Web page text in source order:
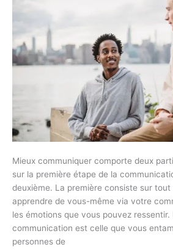
Mieux communiquer comporte deux
sur la première étape de la
deuxième. La première consiste sur
apprendre de vous-même via votre
les émotions que vous pouvez ressentir.
communication est celle que vous
personnes de